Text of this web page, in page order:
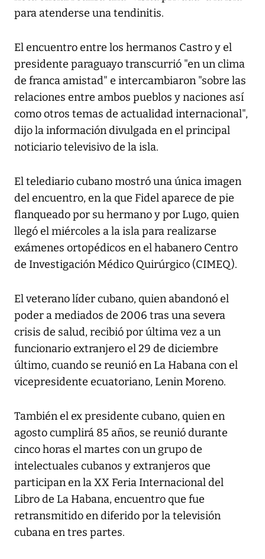
para atenderse una tendinitis.
El encuentro entre los hermanos Castro y el
presidente paraguayo transcurrió "en un clima
de franca amistad" e intercambiaron "sobre las
relaciones entre ambos pueblos y naciones así
como otros temas de actualidad internacional",
dijo la información divulgada en el principal
noticiario televisivo de la isla.
El telediario cubano mostró una única imagen
del encuentro, en la que Fidel aparece de pie
flanqueado por su hermano y por Lugo, quien
llegó el miércoles a la isla para realizarse
exámenes ortopédicos en el habanero Centro
de Investigación Médico Quirúrgico (CIMEQ).
El veterano líder cubano, quien abandonó el
poder a mediados de 2006 tras una severa
crisis de salud, recibió por última vez a un
funcionario extranjero el 29 de diciembre
último, cuando se reunió en La Habana con el
vicepresidente ecuatoriano, Lenin Moreno.
También el ex presidente cubano, quien en
agosto cumplirá 85 años, se reunió durante
cinco horas el martes con un grupo de
intelectuales cubanos y extranjeros que
participan en la XX Feria Internacional del
Libro de La Habana, encuentro que fue
retransmitido en diferido por la televisión
cubana en tres partes.